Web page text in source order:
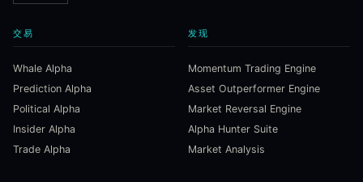
交易
Whale Alpha
Prediction Alpha
Political Alpha
Insider Alpha
Trade Alpha
发现
Momentum Trading Engine
Asset Outperformer Engine
Market Reversal Engine
Alpha Hunter Suite
Market Analysis